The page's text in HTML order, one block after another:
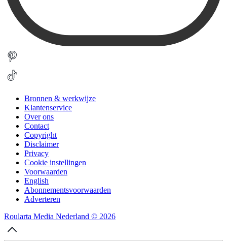
Bronnen & werkwijze
Klantenservice
Over ons
Contact
Copyright
Disclaimer
Privacy
Cookie instellingen
Voorwaarden
English
Abonnementsvoorwaarden
Adverteren
Roularta Media Nederland © 2026